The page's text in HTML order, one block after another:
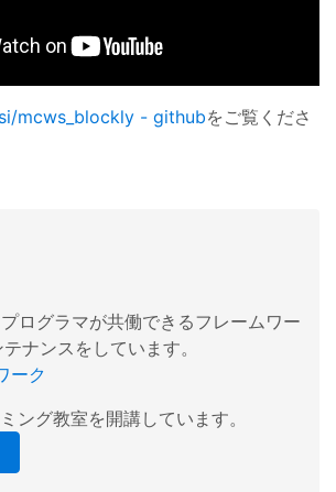
mcws_blockly - githubをご覧くださ
ログラマが共働できるフレームワー
ナンスをしています。
ーク
ング教室を開講しています。